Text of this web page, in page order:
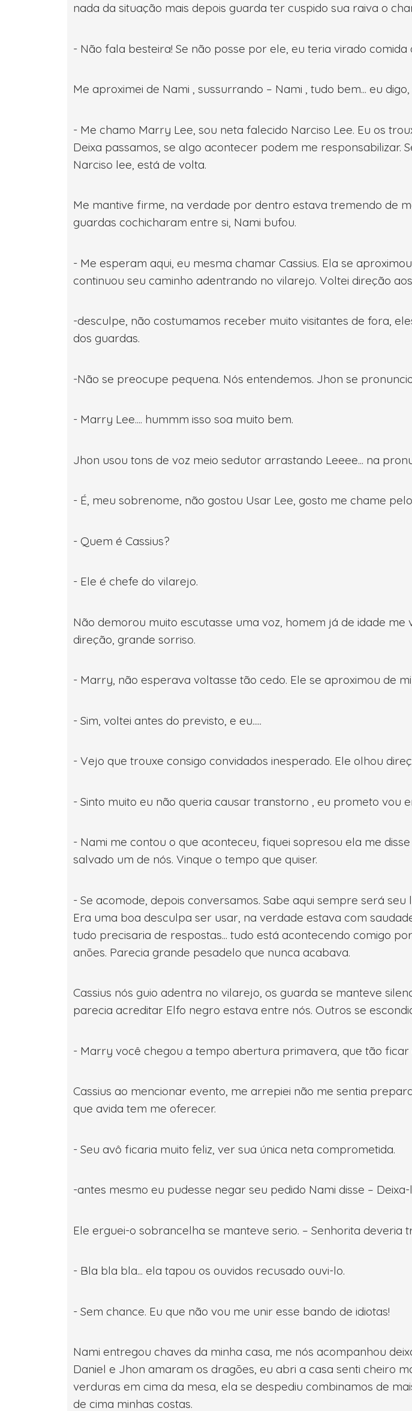
nada da situação mais depois guarda ter cuspido sua raiva o
- Não fala besteira! Se não posse por ele, eu teria virado
Me aproximei de Nami , sussurrando – Nami , tudo bem... eu
- Me chamo Marry Lee, sou neta falecido Narciso Lee. Eu os
Deixa passamos, se algo acontecer podem me responsabilizar.
Narciso lee, está de volta.
Me mantive firme, na verdade por dentro estava tremendo de
guardas cochicharam entre si, Nami bufou.
- Me esperam aqui, eu mesma chamar Cassius. Ela se
continuou seu caminho adentrando no vilarejo. Voltei direção
-desculpe, não costumamos receber muito visitantes de fora,
dos guardas.
-Não se preocupe pequena. Nós entendemos. Jhon se
- Marry Lee.... hummm isso soa muito bem.
Jhon usou tons de voz meio sedutor arrastando Leeee... na
- É, meu sobrenome, não gostou Usar Lee, gosto me chame
- Quem é Cassius?
- Ele é chefe do vilarejo.
Não demorou muito escutasse uma voz, homem já de idade me
direção, grande sorriso.
- Marry, não esperava voltasse tão cedo. Ele se aproximou de
- Sim, voltei antes do previsto, e eu.....
- Vejo que trouxe consigo convidados inesperado. Ele olhou
- Sinto muito eu não queria causar transtorno , eu prometo vou
- Nami me contou o que aconteceu, fiquei sopresou ela me
salvado um de nós. Vinque o tempo que quiser.
- Se acomode, depois conversamos. Sabe aqui sempre será
Era uma boa desculpa ser usar, na verdade estava com
tudo precisaria de respostas... tudo está acontecendo comigo
anões. Parecia grande pesadelo que nunca acabava.
Cassius nós guio adentra no vilarejo, os guarda se manteve
parecia acreditar Elfo negro estava entre nós. Outros se
- Marry você chegou a tempo abertura primavera, que tão
Cassius ao mencionar evento, me arrepiei não me sentia
que avida tem me oferecer.
- Seu avô ficaria muito feliz, ver sua única neta comprometida.
-antes mesmo eu pudesse negar seu pedido Nami disse –
Ele erguei-o sobrancelha se manteve serio. – Senhorita
- Bla bla bla... ela tapou os ouvidos recusado ouvi-lo.
- Sem chance. Eu que não vou me unir esse bando de idiotas!
Nami entregou chaves da minha casa, me nós acompanhou
Daniel e Jhon amaram os dragões, eu abri a casa senti cheiro
verduras em cima da mesa, ela se despediu combinamos de
de cima minhas costas.